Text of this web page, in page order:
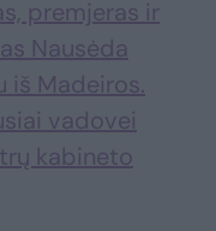
premjeras ir
Nausėda
iš Madeiros.
vadovei
kabineto